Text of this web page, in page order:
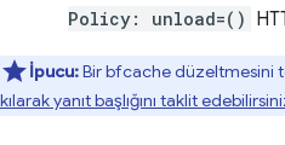
Policy: unload=()
İpucu:Bir bfcache düzeltmesini
kılarak yanıt başlığını taklit